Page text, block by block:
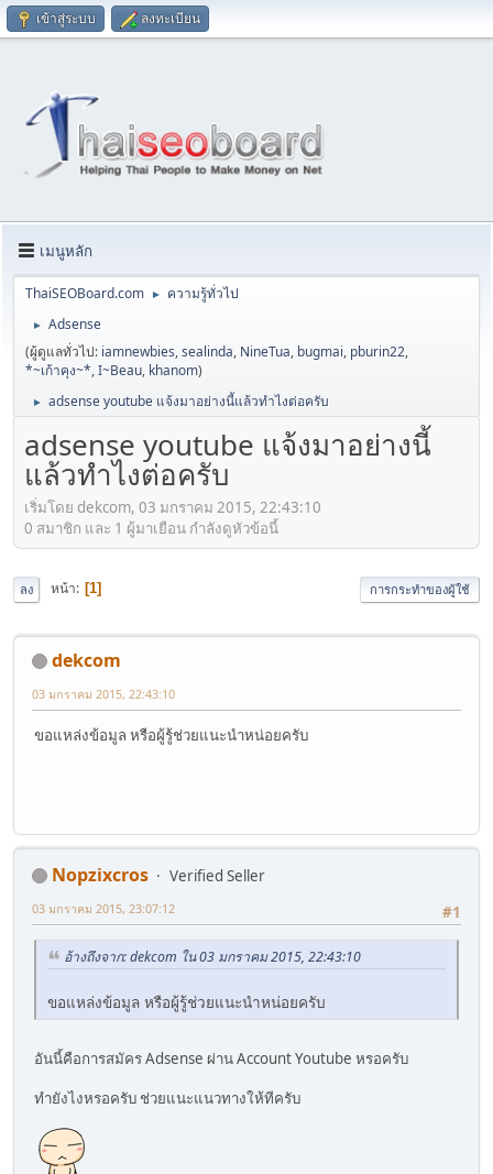
เข้าสู่ระบบ ลงทะเบียน
เมนูหลัก
ThaiSEOBoard.com ► ความรู้ทั่วไป
►
Adsense
(ผู้ดูแลทั่วไป: iamnewbies,sealinda, NineTua, bugmai, pburin22,
*~เก้าคุง~*,I~Beau, khanom)
► adsense youtube แจ้งมาอย่างนี้แล้วทำไงต่อครับ
adsense youtube แจ้งมาอย่างนี้
แล้วทำไงต่อครับ
เริ่มโดย dekcom, 03 มกราคม 2015, 22:43:10
0 สมาชิก และ 1 ผู้มาเยือน กำลังดูหัวข้อนี้
ลง หน้า 1 การกระทำของผู้ใช้
dekcom
03 มกราคม 2015, 22:43:10
ขอแหล่งข้อมูล หรือผู้รู้ช่วยแนะนำหน่อยครับ
Nopzixcros
Verified Seller
#1
03 มกราคม 2015, 23:07:12
อ้างถึงจาก: dekcom ใน 03 มกราคม 2015, 22:43:10
ขอแหล่งข้อมูล หรือผู้รู้ช่วยแนะนำหน่อยครับ
อันนี้คือการสมัคร Adsense ผ่าน Account Youtube หรอครับ
ทำยังไงหรอครับ ช่วยแนะแนวทางให้ทีครับ